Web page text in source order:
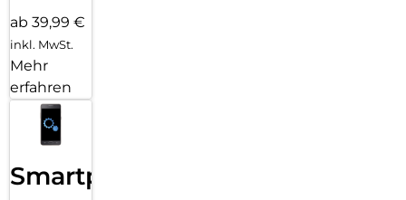
ab 39,99 €
inkl. MwSt.
Mehr
erfahren
Smartphone